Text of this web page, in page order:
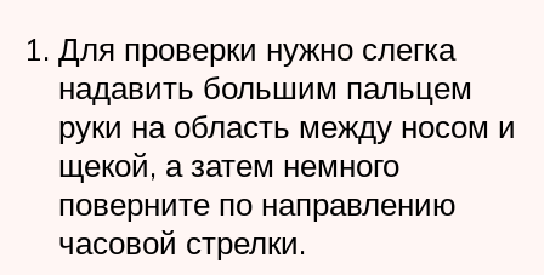
Для проверки нужно слегка
надавить большим пальцем
руки на область между носом и
щекой, а затем немного
поверните по направлению
часовой стрелки.